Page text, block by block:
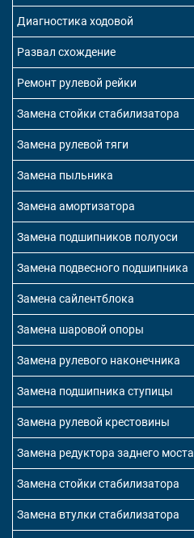
Диагностика ходовой
Развал схождение
Ремонт рулевой рейки
Замена стойки стабилизатора
Замена рулевой тяги
Замена пыльника
Замена амортизатора
Замена подшипников полуоси
Замена подвесного подшипника
Замена сайлентблока
Замена шаровой опоры
Замена рулевого наконечника
Замена подшипника ступицы
Замена рулевой крестовины
Замена редуктора заднего моста
Замена стойки стабилизатора
Замена втулки стабилизатора